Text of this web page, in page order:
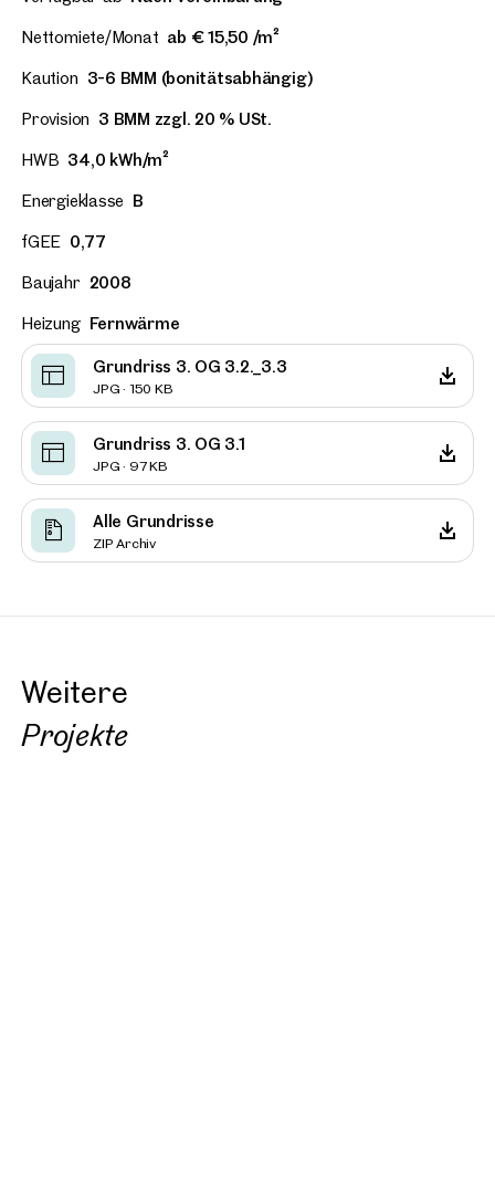
Nettomiete/Monat ab € 15,50 /m²
Kaution 3-6 BMM (bonitätsabhängig)
Provision 3 BMM zzgl. 20 % USt.
HWB 34,0 kWh/m²
Energieklasse B
fGEE 0,77
Baujahr 2008
Heizung Fernwärme
Grundriss 3. OG 3.2._3.3
JPG · 150 KB
Grundriss 3. OG 3.1
JPG · 97 KB
Alle Grundrisse
ZIP Archiv
Weitere
Projekte